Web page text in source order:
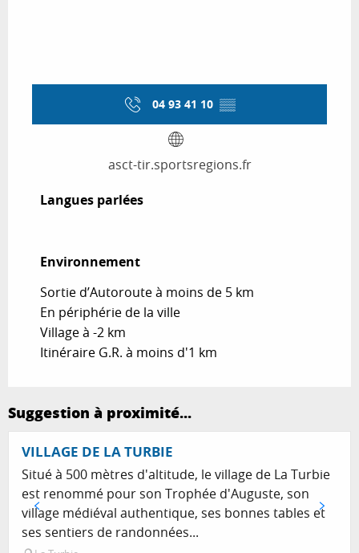
04 93 41 10 ▒▒
asct-tir.sportsregions.fr
Langues parlées
Langues parlées
Environnement
Environnement
Sortie d’Autoroute à moins de 5 km
En périphérie de la ville
Village à -2 km
Itinéraire G.R. à moins d'1 km
Suggestion à proximité...
VILLAGE DE LA TURBIE
Situé à 500 mètres d'altitude, le village de La Turbie
est renommé pour son Trophée d'Auguste, son
village médiéval authentique, ses bonnes tables et
ses sentiers de randonnées...